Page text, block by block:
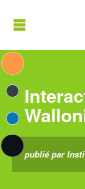
publié par